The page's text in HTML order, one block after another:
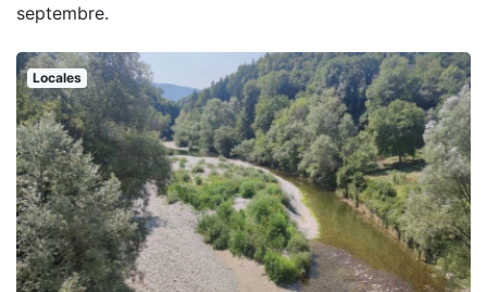
septembre.
Locales